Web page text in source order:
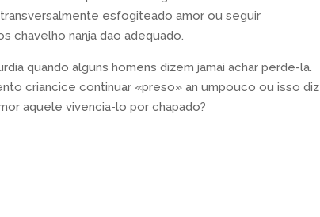
esfogiteado amor ou seguir
chavelho nanja dao adequado.
quando alguns homens dizem jamai achar perde-la.
criancice continuar «preso» an umpouco ou isso diz
aquele vivencia-lo por chapado?